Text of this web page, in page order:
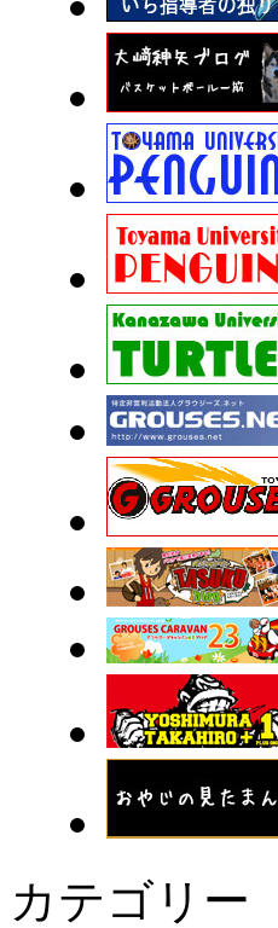
カテゴリー